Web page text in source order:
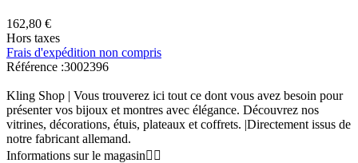
162,80 €
Hors taxes
Frais d'expédition non compris
Référence :3002396
Kling Shop | Vous trouverez ici tout ce dont vous avez besoin pour
présenter vos bijoux et montres avec élégance. Découvrez nos
vitrines, décorations, étuis, plateaux et coffrets. |Directement issus de
notre fabricant allemand.
Informations sur le magasin 